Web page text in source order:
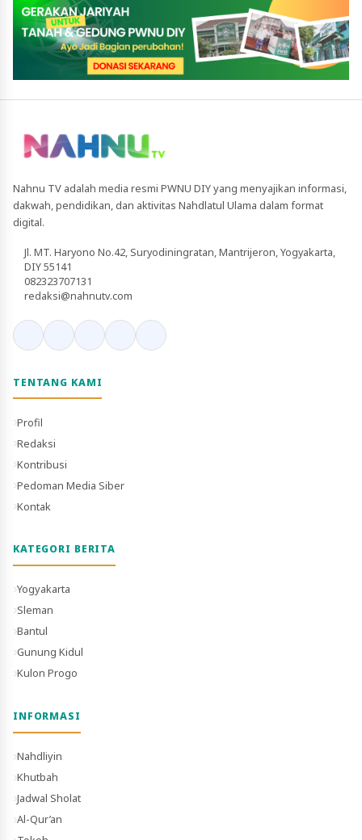
Nahnu TV adalah media resmi PWNU DIY yang menyajikan informasi,
dakwah, pendidikan, dan aktivitas Nahdlatul Ulama dalam format
digital.
Jl. MT. Haryono No.42, Suryodiningratan, Mantrijeron, Yogyakarta,
DIY 55141
082323707131
redaksi@nahnutv.com
TENTANG KAMI
Profil
Redaksi
Kontribusi
Pedoman Media Siber
Kontak
KATEGORI BERITA
Yogyakarta
Sleman
Bantul
Gunung Kidul
Kulon Progo
INFORMASI
Nahdliyin
Khutbah
Jadwal Sholat
Al-Qur’an